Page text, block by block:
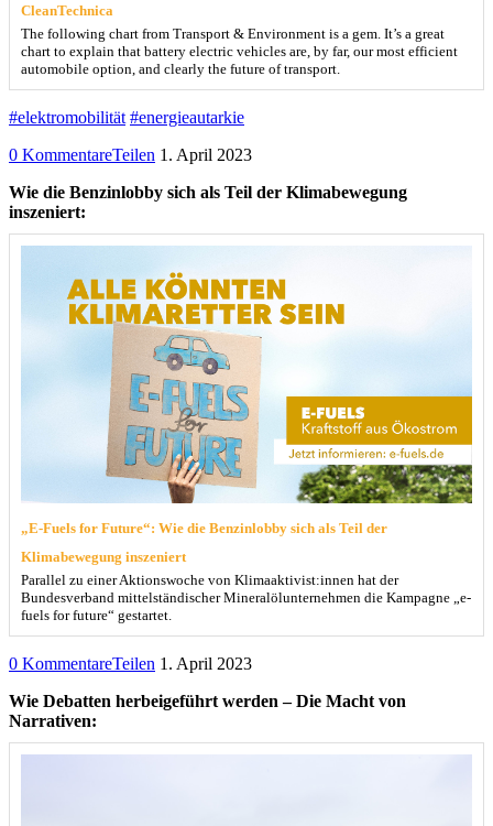
CleanTechnica
The following chart from Transport & Environment is a gem. It’s a great
chart to explain that battery electric vehicles are, by far, our most efficient
automobile option, and clearly the future of transport.
#elektromobilität #energieautarkie
0 KommentareTeilen 1. April 2023
Wie die Benzinlobby sich als Teil der Klimabewegung
inszeniert:
„E-Fuels for Future“: Wie die Benzinlobby sich als Teil der
Klimabewegung inszeniert
Parallel zu einer Aktionswoche von Klimaaktivist:innen hat der
Bundesverband mittelständischer Mineralölunternehmen die Kampagne „e-
fuels for future“ gestartet.
0 KommentareTeilen 1. April 2023
Wie Debatten herbeigeführt werden – Die Macht von
Narrativen: